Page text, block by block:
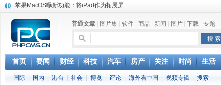
苹果MacOS曝新功能：将iPad作为拓展屏
苹果与高通和解 英特尔失去重要移动客户
小米高管：虽然高通与苹果和解，但5G iPhone最快明年下半年发布
iOS 13加入黑暗模式 多功能加持6月份见
高通与苹果达成和解，双方达成6年许可协议
巴黎圣母院大火肆虐，人类文明的一场浩劫
奔驰维权女车主捅出了一个最大的瓜
普通文章 图片集 软件 商品 新闻 图片 下载 专题
首页 要闻 财经 科技 汽车 房产 关注 时尚 生活
国际 国内 港台 社会 博览 评论 海外看中国 视频专辑 搜索